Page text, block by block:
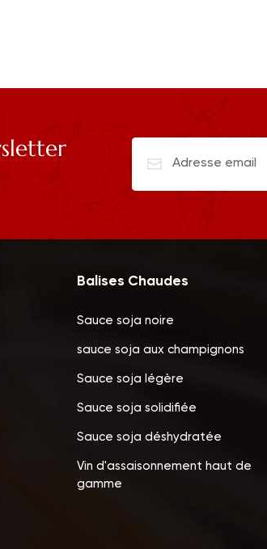
Balises Chaudes
Sauce soja noire
sauce soja aux champignons
Sauce soja légère
Sauce soja solidifiée
Sauce soja déshydratée
Vin d'assaisonnement haut de
gamme